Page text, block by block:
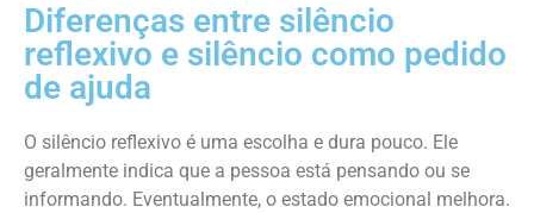
Diferenças entre silêncio
reflexivo e silêncio como pedido
de ajuda
O silêncio reflexivo é uma escolha e dura pouco. Ele
geralmente indica que a pessoa está pensando ou se
informando. Eventualmente, o estado emocional melhora.